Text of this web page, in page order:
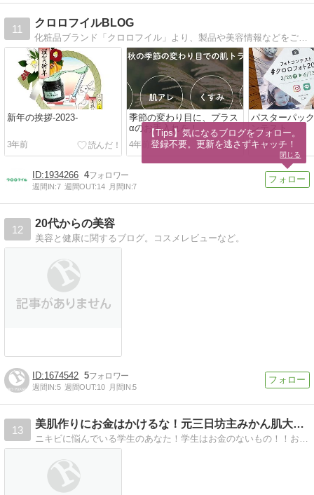
11
クロロフイルBLOG
化粧品ブランド「クロロフイル」より、製品や美容情報などをご紹介。ニキビケアからエイジングケアまでお任せください！
新年の挨拶-2023-
3年前
季節の変わり目に、プラス
αのお手入れを！
4年前
パスターパッ
ンテスト
4年前
1934266 4
週間IN:7 週間OUT:14 月間IN:7
12
20代からの美容
美容と健康に関するブログ。コスメレビューなど。
1674542 5
週間IN:5 週間OUT:10 月間IN:5
13
美肌作りにお金はかけるな！元三日坊主みかん肌大学生が１日た…
【Tips】気になるブログをフォロー。
登録不要。更新を逃さずキャッチ！
閉じる